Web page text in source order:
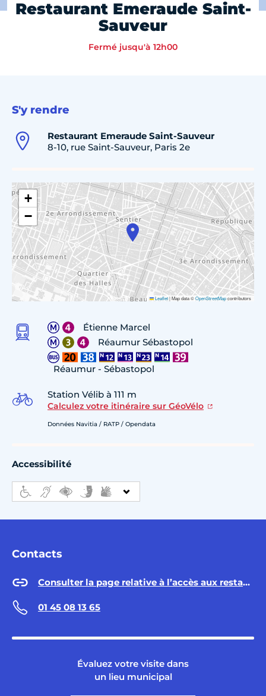
Restaurant Emeraude Saint-
Sauveur
Fermé jusqu'à 12h00
S'y rendre
Restaurant Emeraude Saint-Sauveur
8-10, rue Saint-Sauveur, Paris 2e
+
−
Leaflet|Map data ©OpenStreetMapcontributors
Étienne Marcel
Réaumur Sébastopol
Réaumur - Sébastopol
Station Vélib à 111 m
Calculez votre itinéraire sur GéoVélo
Données Navitia / RATP / Opendata
Accessibilité
Contacts
Consulter la page relative à l’accès aux restaurants Émeraude
01 45 08 13 65
Évaluez votre visite dans
un lieu municipal